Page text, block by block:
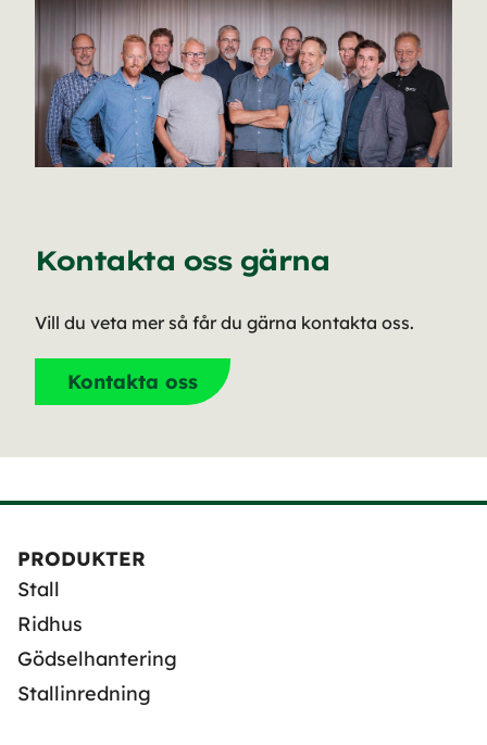
Kontakta oss gärna
Vill du veta mer så får du gärna kontakta oss.
Kontakta oss
PRODUKTER
Stall
Ridhus
Gödselhantering
Stallinredning